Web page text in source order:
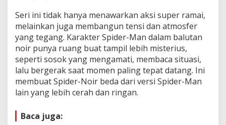
Seri ini tidak hanya menawarkan aksi super ramai,
melainkan juga membangun tensi dan atmosfer
yang tegang. Karakter Spider-Man dalam balutan
noir punya ruang buat tampil lebih misterius,
seperti sosok yang mengamati, membaca situasi,
lalu bergerak saat momen paling tepat datang. Ini
membuat Spider-Noir beda dari versi Spider-Man
lain yang lebih cerah dan ringan.
Baca juga: